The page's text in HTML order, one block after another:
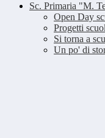
Sc. Primaria "M.
Open Day
Progetti
Si torna a
Un po' di